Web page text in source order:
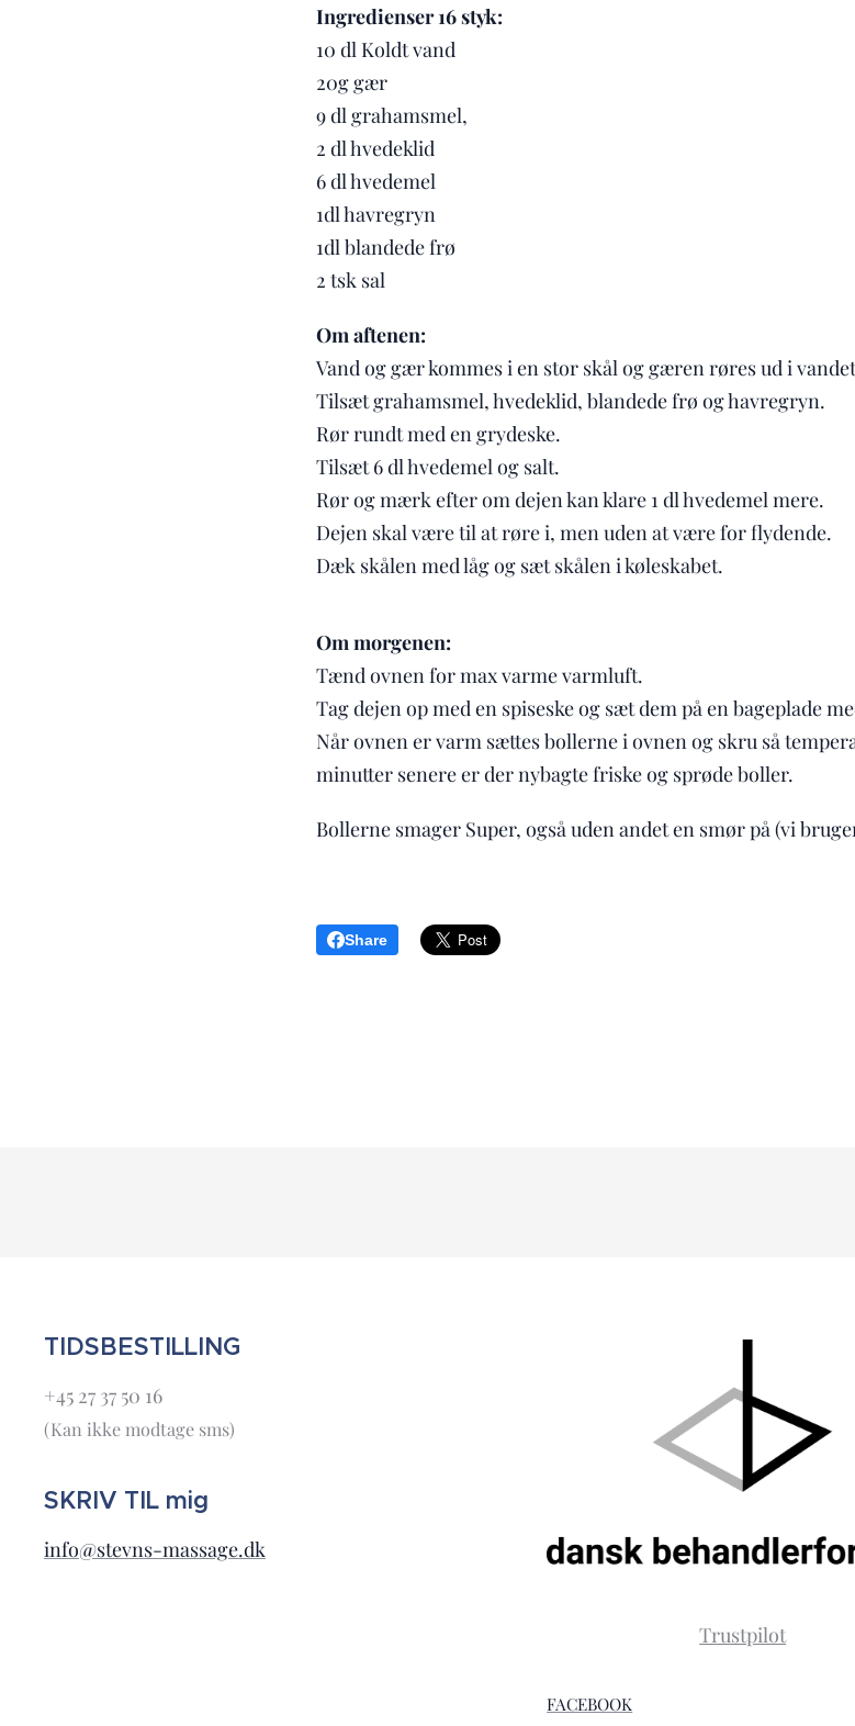
Ingredienser 16 styk:
10 dl Koldt vand
20g gær
9 dl grahamsmel,
2 dl hvedeklid
6 dl hvedemel
1dl havregryn
1dl blandede frø
2 tsk sal
Om aftenen:
Vand og gær kommes i en stor skål og gæren røres ud i
Tilsæt grahamsmel, hvedeklid, blandede frø og havregryn.
Rør rundt med en grydeske.
Tilsæt 6 dl hvedemel og salt.
Rør og mærk efter om dejen kan klare 1 dl hvedemel mere.
Dejen skal være til at røre i, men uden at være for flydende.
Dæk skålen med låg og sæt skålen i køleskabet.
Om morgenen:
Tænd ovnen for max varme varmluft.
Tag dejen op med en spiseske og sæt dem på en bageplade
Når ovnen er varm sættes bollerne i ovnen og skru så
minutter senere er der nybagte friske og sprøde boller.
Bollerne smager Super, også uden andet en smør på (vi
Share
TIDSBESTILLING
+45 27 37 50 16
(Kan ikke modtage sms)
SKRIV TIL mig
info@stevns-massage.dk
Trustpilot
FACEBOOK